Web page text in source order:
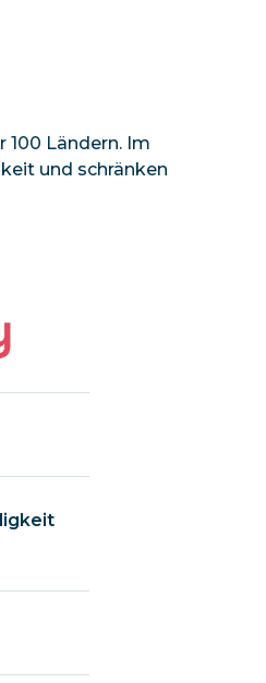
Ländern. Im
und schränken